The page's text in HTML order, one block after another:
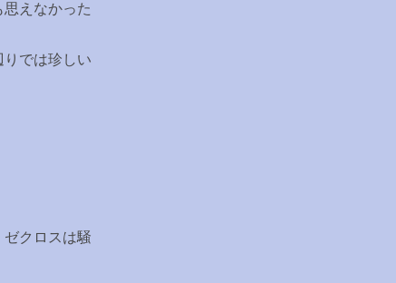
えなかった
では珍しい
クロスは騒